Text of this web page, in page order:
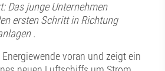
Das junge Unternehmen
ersten Schritt in Richtung
.
voran und zeigt ein